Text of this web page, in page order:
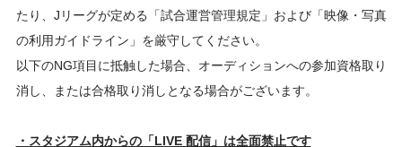
たり、Jリーグが定める「試合運営管理規定」および「映像・写真
の利用ガイドライン」を厳守してください。
以下のNG項目に抵触した場合、オーディションへの参加資格取り
消し、または合格取り消しとなる場合がございます。
・スタジアム内からの「LIVE 配信」は全面禁止です